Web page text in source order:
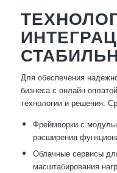
Для обеспечения
бизнеса с онлайн
технологии и решения.
Фреймворки с
расширения
Облачные сервисы
масштабирования